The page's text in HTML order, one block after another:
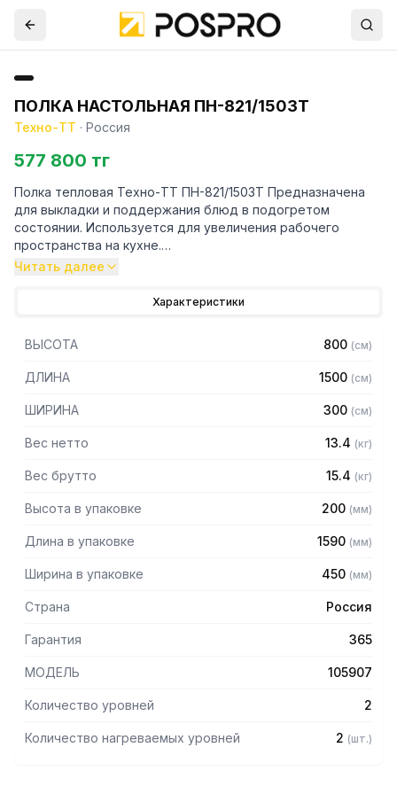
ПОЛКА НАСТОЛЬНАЯ ПН-821/1503Т
Техно-ТТ · Россия
577 800 тг
Полка тепловая Техно-ТТ ПН-821/1503Т Предназначена
для выкладки и поддержания блюд в подогретом
состоянии. Используется для увеличения рабочего
пространства на кухне.
0,8 мм
— Каркас - труба 20х20 из нержавеющей стали марки AISI
304 толщиной 1,2 мм
— Разборная конструкция
Читать далее
Характеристики
ВЫСОТА 800 (см)
ДЛИНА 1500 (см)
ШИРИНА 300 (см)
Вес нетто 13.4 (кг)
Вес брутто 15.4 (кг)
Высота в упаковке 200 (мм)
Длина в упаковке 1590 (мм)
Ширина в упаковке 450 (мм)
Страна Россия
Гарантия 365
МОДЕЛЬ 105907
Количество уровней 2
Количество нагреваемых уровней 2 (шт.)